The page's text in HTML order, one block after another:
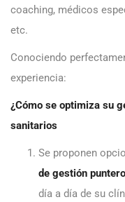
coaching, médicos
etc.
Conociendo
experiencia:
¿Cómo se optimiza su
sanitarios
Se proponen
de gestión
día a día de su